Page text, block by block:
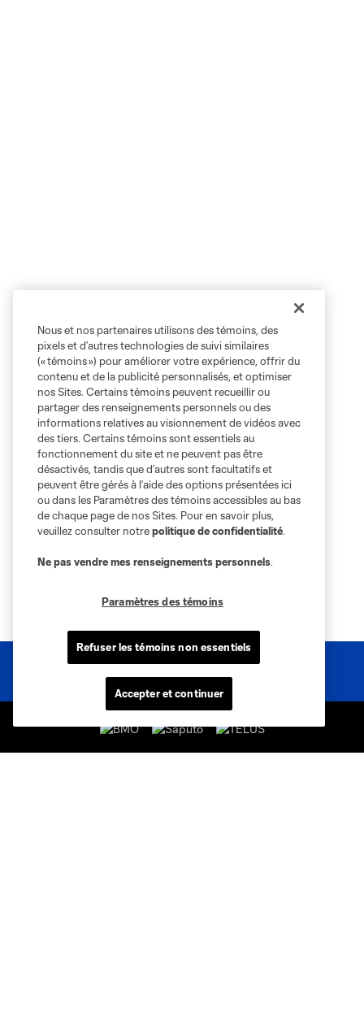
Nous et nos partenaires utilisons des témoins, des
pixels et d’autres technologies de suivi similaires
(« témoins ») pour améliorer votre expérience, offrir du
contenu et de la publicité personnalisés, et optimiser
nos Sites. Certains témoins peuvent recueillir ou
partager des renseignements personnels ou des
informations relatives au visionnement de vidéos avec
des tiers. Certains témoins sont essentiels au
fonctionnement du site et ne peuvent pas être
désactivés, tandis que d’autres sont facultatifs et
peuvent être gérés à l’aide des options présentées ici
ou dans les Paramètres des témoins accessibles au bas
de chaque page de nos Sites. Pour en savoir plus,
veuillez consulter notrepolitique de confidentialité.
Ne pas vendre mes renseignements personnels.
Paramètres des témoins
Refuser les témoins non essentiels
Accepter et continuer